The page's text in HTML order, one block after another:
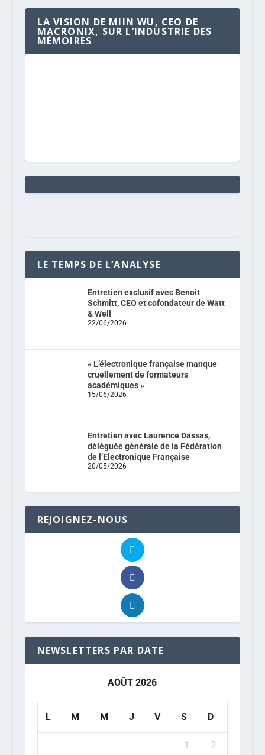
LA VISION DE MIIN WU, CEO DE
MACRONIX, SUR L’INDUSTRIE DES
MÉMOIRES
LE TEMPS DE L’ANALYSE
Entretien exclusif avec Benoit
Schmitt, CEO et cofondateur de Watt
& Well
22/06/2026
« L’électronique française manque
cruellement de formateurs
académiques »
15/06/2026
Entretien avec Laurence Dassas,
déléguée générale de la Fédération
de l’Electronique Française
20/05/2026
REJOIGNEZ-NOUS
NEWSLETTERS PAR DATE
AOÛT 2026
L M M J V S D
1 2